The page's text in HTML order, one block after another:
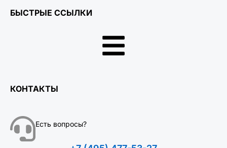
БЫСТРЫЕ ССЫЛКИ
КОНТАКТЫ
Есть вопросы?